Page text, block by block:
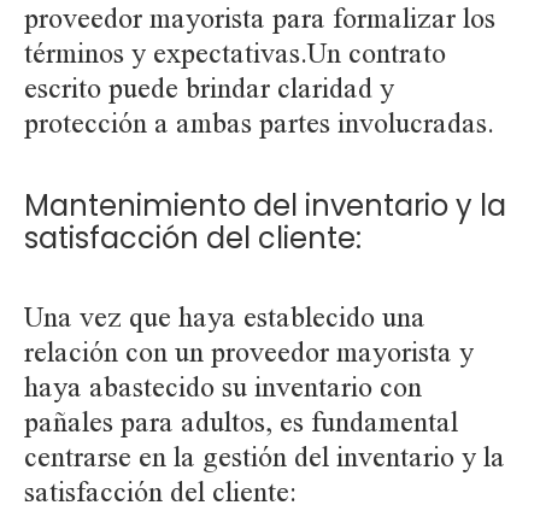
proveedor mayorista para formalizar los
términos y expectativas.Un contrato
escrito puede brindar claridad y
protección a ambas partes involucradas.
Mantenimiento del inventario y la
satisfacción del cliente:
Una vez que haya establecido una
relación con un proveedor mayorista y
haya abastecido su inventario con
pañales para adultos, es fundamental
centrarse en la gestión del inventario y la
satisfacción del cliente: